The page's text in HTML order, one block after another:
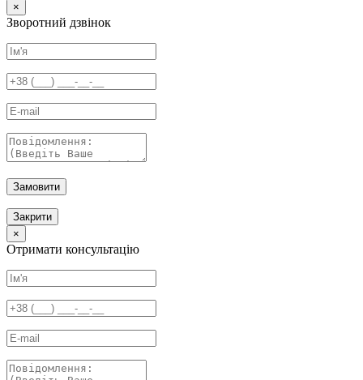
×
Зворотний дзвінок
Замовити
Закрити
×
Отримати консультацію